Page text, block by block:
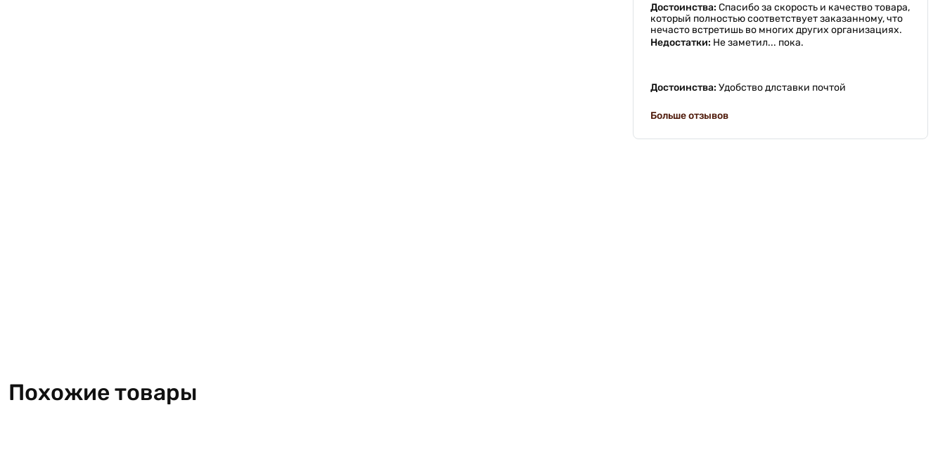
Достоинства: Спасибо за скорость и качество товара,
который полностью соответствует заказанному, что
нечасто встретишь во многих других организациях.
Недостатки: Не заметил... пока.
Достоинства: Удобство длставки почтой
Больше отзывов
Похожие товары